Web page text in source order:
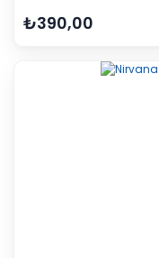
₺390,00